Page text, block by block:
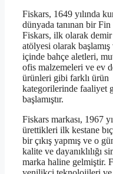
Fiskars, 1649 yılında
dünyada tanınan bir Fin
Fiskars, ilk olarak
atölyesi olarak başlamış
içinde bahçe aletleri,
ofis malzemeleri ve ev
ürünleri gibi farklı ürün
kategorilerinde faaliyet
başlamıştır.
Fiskars markası, 1967
ürettikleri ilk kestane
bir çıkış yapmış ve o
kalite ve dayanıklılığı
marka haline gelmiştir.